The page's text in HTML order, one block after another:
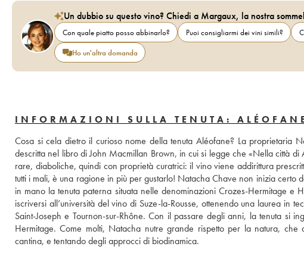
Un dubbio su questo vino? Chiedi a Margaux, la nostra
Con quale piatto posso abbinarlo? Puoi consigliarmi dei vini simili?
Ho un'altra domanda
INFORMAZIONI SULLA TENUTA:
Cosa si cela dietro il curioso nome della tenuta Aléofane? La proprietaria
descritta nel libro di John Macmillan Brown, in cui si legge che «Nella città
rare, diaboliche, quindi con proprietà curatrici: il vino viene addirittura
tutti i mali, è una ragione in più per gustarlo! Natacha Chave non inizia
in mano la tenuta paterna situata nelle denominazioni Crozes-Hermitage e
iscriversi all’università del vino di Suze-la-Rousse, ottenendo una laurea
Saint-Joseph e Tournon-sur-Rhône. Con il passare degli anni, la tenuta si
Hermitage. Come molti, Natacha nutre grande rispetto per la natura,
cantina, e tentando degli approcci di biodinamica.